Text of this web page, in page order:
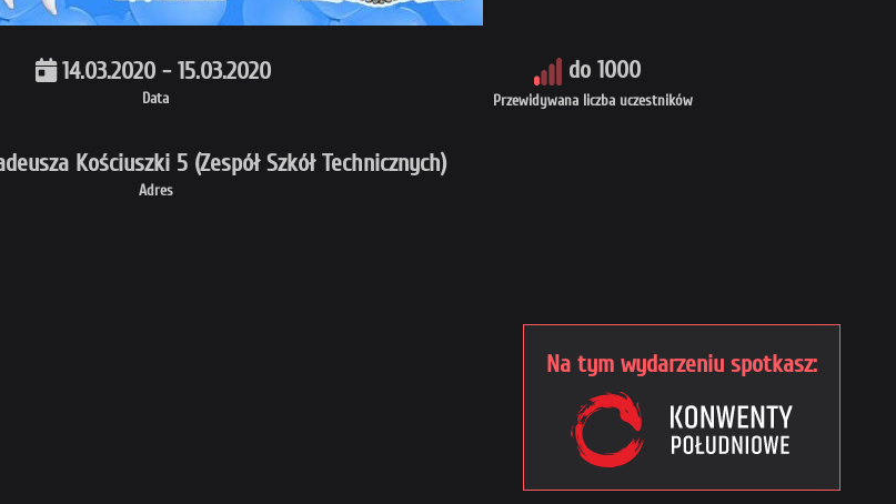
Data
14.03.2020 - 15.03.2020
Przewidywana liczba uczestników
do 1000
Adres
Kościuszki 5 (Zespół Szkół Technicznych)
Na tym wydarzeniu spotkasz: